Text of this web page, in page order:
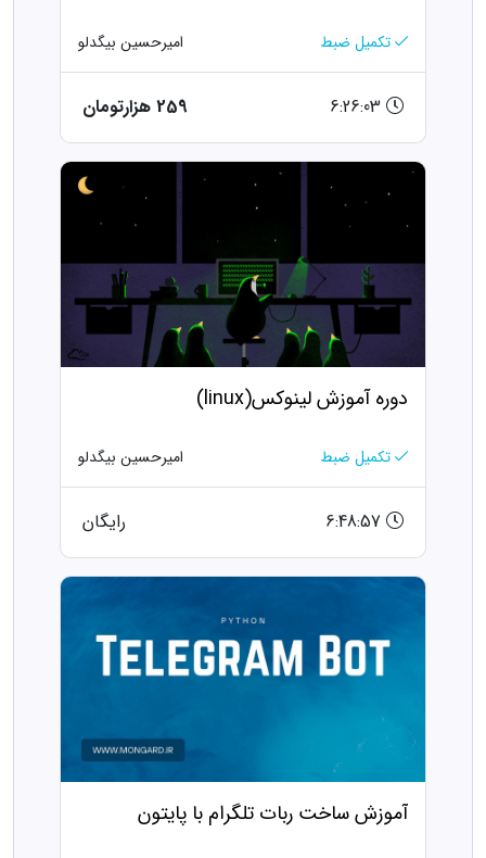
تکمیل ضبط امیرحسین بیگدلو
259 هزارتومان
دوره آموزش لینوکس(linux)
تکمیل ضبط امیرحسین بیگدلو
رایگان
آموزش ساخت ربات تلگرام با پایتون